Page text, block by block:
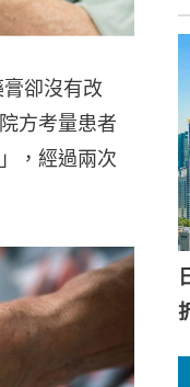
卻沒有改
方考量患者
，經過兩次